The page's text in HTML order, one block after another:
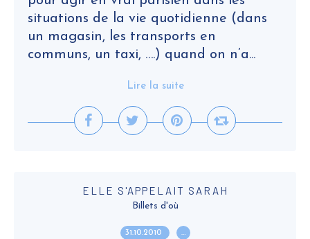
situations de la vie quotidienne (dans
un magasin, les transports en
communs, un taxi, ….) quand on n’a...
Lire la suite
ELLE S'APPELAIT SARAH
Billets d'où
31.10.2010 …